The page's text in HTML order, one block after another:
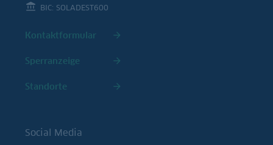
BIC: SOLADEST600
Kontaktformular
Sperranzeige
Standorte
Social Media